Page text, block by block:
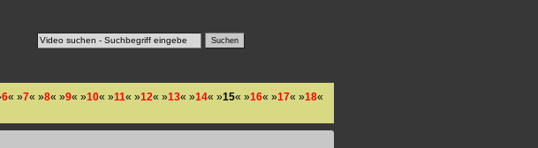
6« »7« »8« »9« »10« »11« »12« »13« »14« »15« »16« »17« »18«